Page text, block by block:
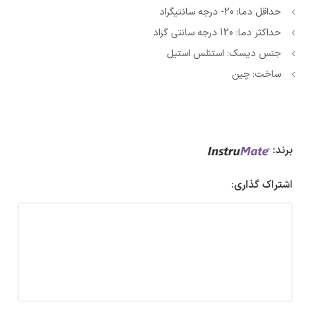
حداقل دما: 20- درجه سانتیگراد
حداکثر دما: 120 درجه سانتی گراد
جنس دیسک: استنلس استیل
ساخت: چین
برند:
اشتراک گذاری: